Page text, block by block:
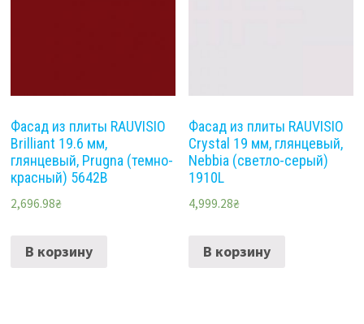
Фасад из плиты RAUVISIO
Brilliant 19.6 мм,
глянцевый, Prugna (темно-
красный) 5642B
2,696.98₴
В корзину
Фасад из плиты RAUVISIO
Crystal 19 мм, глянцевый,
Nebbia (светло-серый)
1910L
4,999.28₴
В корзину